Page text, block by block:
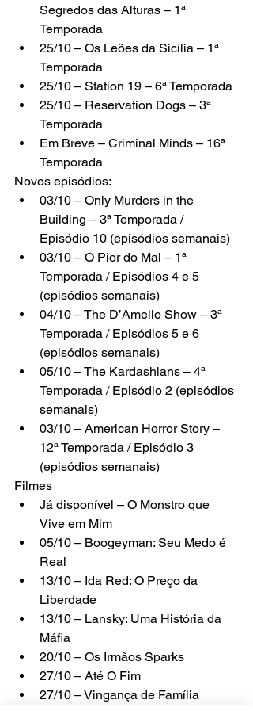
Segredos das Alturas – 1ª
Temporada
25/10 – Os Leões da Sicília – 1ª
Temporada
25/10 – Station 19 – 6ª Temporada
25/10 – Reservation Dogs – 3ª
Temporada
Em Breve – Criminal Minds – 16ª
Temporada
Novos episódios:
03/10 – Only Murders in the
Building – 3ª Temporada /
Episódio 10 (episódios semanais)
03/10 – O Pior do Mal – 1ª
Temporada / Episódios 4 e 5
(episódios semanais)
04/10 – The D’Amelio Show – 3ª
Temporada / Episódios 5 e 6
(episódios semanais)
05/10 – The Kardashians – 4ª
Temporada / Episódio 2 (episódios
semanais)
03/10 – American Horror Story –
12ª Temporada / Episódio 3
(episódios semanais)
Filmes
Já disponível – O Monstro que
Vive em Mim
05/10 – Boogeyman: Seu Medo é
Real
13/10 – Ida Red: O Preço da
Liberdade
13/10 – Lansky: Uma História da
Máfia
20/10 – Os Irmãos Sparks
27/10 – Até O Fim
27/10 – Vingança de Família